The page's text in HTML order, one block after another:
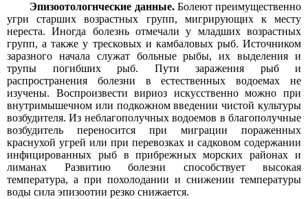
Эпизоотологнческие данные.Болеют преимущественно
угри старших возрастных групп, мигрирующих к месту
нереста. Иногда болезнь отмечали у младших возрастных
групп, а также у тресковых и камбаловых рыб. Источником
заразного начала служат больные рыбы, их выделения и
трупы погибших рыб. Пути заражения рыб и
распространения болезни в естественных водоемах не
изучены. Воспроизвести вириоз искусственно можно при
внутримышечном или подкожном введении чистой культуры
возбудителя. Из неблагополучных водоемов в благополучные
возбудитель переносится при миграции пораженных
краснухой угрей или при перевозках и садковом содержании
инфицированных рыб в прибрежных морских районах и
лиманах Развитию болезни способствует высокая
температура, а при похолодании и снижении температуры
воды сила эпизоотии резко снижается.